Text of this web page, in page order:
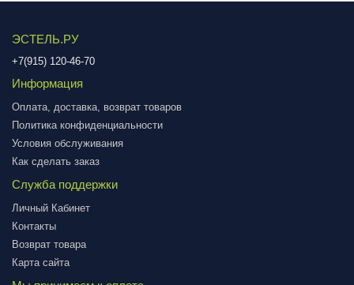
ЭСТЕЛЬ.РУ
+7(915) 120-46-70
Информация
Оплата, доставка, возврат товаров
Политика конфиденциальности
Условия обслуживания
Как сделать заказ
Служба поддержки
Личный Кабинет
Контакты
Возврат товара
Карта сайта